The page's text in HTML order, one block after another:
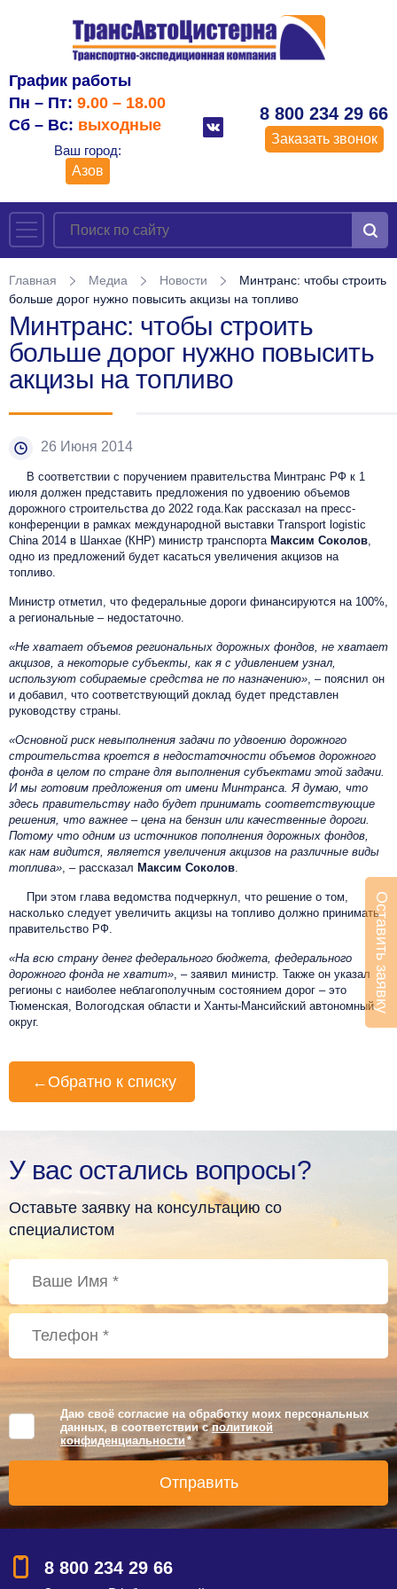
График работы
Пн – Пт: 9.00 – 18.00
Сб – Вс: выходные
Ваш город:
Азов
8 800 234 29 66
Заказать звонок
Главная Медиа Новости
Минтранс: чтобы строить
больше дорог нужно повысить акцизы на топливо
Минтранс: чтобы строить
больше дорог нужно повысить
акцизы на топливо
26 Июня 2014
В соответствии с поручением правительства Минтранс РФ к 1
июля должен представить предложения по удвоению объемов
дорожного строительства до 2022 года.Как рассказал на пресс-
конференции в рамках международной выставки Transport logistic
China 2014 в Шанхае (КНР) министр транспорта Максим Соколов
одно из предложений будет касаться увеличения акцизов на
топливо.
Министр отметил, что федеральные дороги финансируются на 100%,
а региональные – недостаточно.
«Не хватает объемов региональных дорожных фондов, не хватает
акцизов, а некоторые субъекты, как я с удивлением узнал,
используют собираемые средства не по назначению» , – пояснил он
и добавил, что соответствующий доклад будет представлен
руководству страны.
«Основной риск невыполнения задачи по удвоению дорожного
строительства кроется в недостаточности объемов дорожного
фонда в целом по стране для выполнения субъектами этой задачи.
И мы готовим предложения от имени Минтранса. Я думаю, что
здесь правительству надо будет принимать соответствующие
решения, что важнее – цена на бензин или качественные дороги.
Потому что одним из источников пополнения дорожных фондов,
как нам видится, является увеличения акцизов на различные виды
топлива» , – рассказал Максим Соколов
При этом глава ведомства подчеркнул, что решение о том,
насколько следует увеличить акцизы на топливо должно принимать
правительство РФ.
«На всю страну денег федерального бюджета, федерального
дорожного фонда не хватит» , – заявил министр. Также он указал
регионы с наиболее неблагополучным состоянием дорог – это
Тюменская, Вологодская области и Ханты-Мансийский автономный
округ.
← Обратно к списку
У вас остались вопросы?
Оставьте заявку на консультацию со
специалистом
Даю своё согласие на обработку моих персональных
данных, в соответствии сполитикой
конфиденциальности *
8 800 234 29 66
Оставить заявку